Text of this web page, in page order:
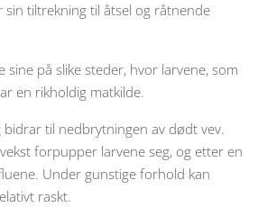
sin tiltrekning til åtsel og råtnende
sine på slike steder, hvor larvene, som
en rikholdig matkilde.
bidrar til nedbrytningen av dødt vev.
forpupper larvene seg, og etter en
Under gunstige forhold kan
raskt.